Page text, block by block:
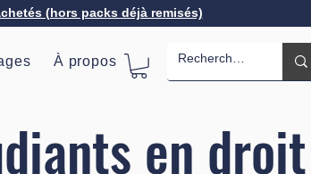
(hors packs déjà remisés)
À propos
en droit